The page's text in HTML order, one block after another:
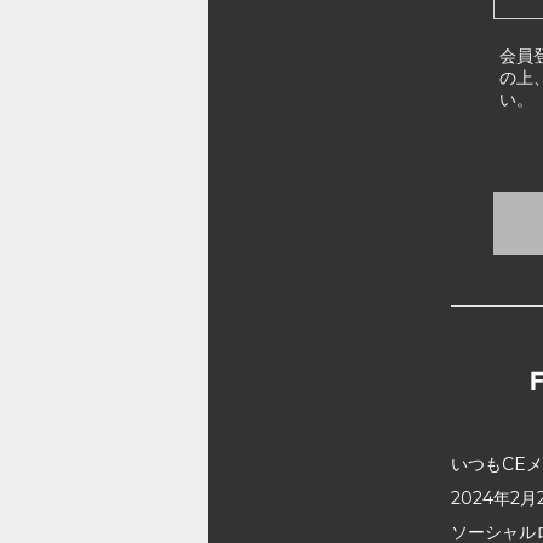
会員
の上
い。
いつもCE
2024年2月
ソーシャ